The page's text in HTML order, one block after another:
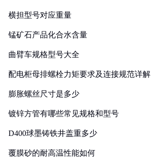
横担型号对应重量
锰矿石产品化合水含量
曲臂车规格型号大全
配电柜母排螺栓力矩要求及连接规范详解
膨胀螺丝尺寸是多少
镀锌方管有哪些常见规格和型号
D400球墨铸铁井盖重多少
覆膜砂的耐高温性能如何